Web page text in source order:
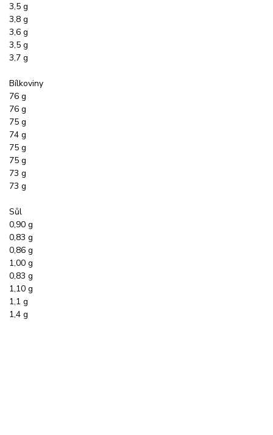
3,5 g
3,8 g
3,6 g
3,5 g
3,7 g
Bílkoviny
76 g
76 g
75 g
74 g
75 g
75 g
73 g
73 g
Sůl
0,90 g
0,83 g
0,86 g
1,00 g
0,83 g
1,10 g
1,1 g
1,4 g